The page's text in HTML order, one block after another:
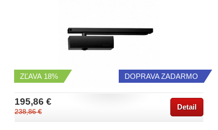
DOPRAVA ZADARMO
ZĽAVA 18%
195,86 €
238,86 €
Detail